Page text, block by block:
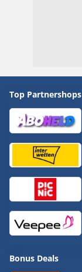
Top Partnershops
Bonus Deals